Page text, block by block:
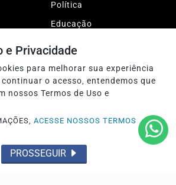
Política
Educação
Justiça
Sobre
e Privacidade
para melhorar sua experiência
o acesso, entendemos que
nossos Termos de Uso e
ACESSE NOSSOS TERMOS
PROSSEGUIR